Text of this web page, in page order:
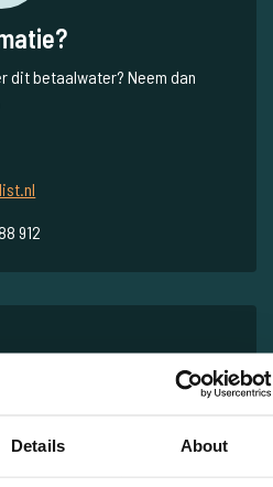
Details About
dit betaalwater? Neem dan
912
voor onze gasten bij MTC